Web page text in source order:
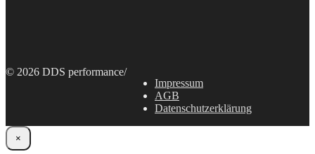
© 2026 DDS performance/
Impressum
AGB
Datenschutzerklärung
×